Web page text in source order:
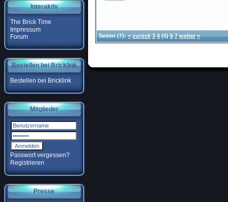
Interaktiv
The Brick Time
Impressum
Forum
Bestellen bei Bricklink
Bestellen bei Bricklink
Mitglieder
Passwort vergessen?
Registrieren
Presse
Seiten(7):< zurück 3 4 (5) 6 7 weiter >